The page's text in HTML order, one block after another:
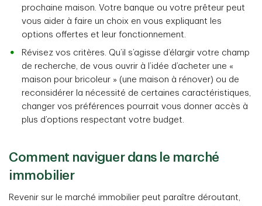
prochaine maison. Votre banque ou votre prêteur peut
vous aider à faire un choix en vous expliquant les
options offertes et leur fonctionnement.
Révisez vos critères. Qu’il s’agisse d’élargir votre champ
de recherche, de vous ouvrir à l’idée d’acheter une «
maison pour bricoleur » (une maison à rénover) ou de
reconsidérer la nécessité de certaines caractéristiques,
changer vos préférences pourrait vous donner accès à
plus d’options respectant votre budget.
Comment naviguer dans le marché
immobilier
Revenir sur le marché immobilier peut paraître déroutant,